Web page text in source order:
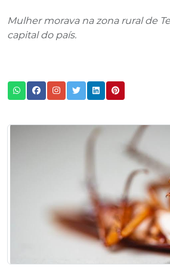
Mulher morava na zona rural de
capital do país.